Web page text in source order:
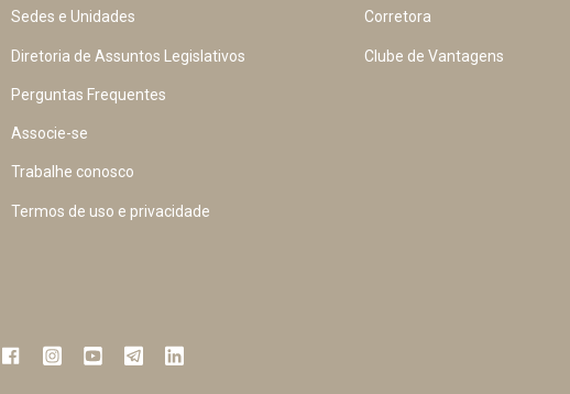
Sedes e Unidades
Diretoria de Assuntos Legislativos
Perguntas Frequentes
Associe-se
Trabalhe conosco
Termos de uso e privacidade
Corretora
Clube de Vantagens